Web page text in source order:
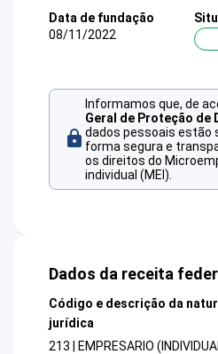
Data de fundação
08/11/2022
Informamos que, de
Geral de Proteção de
dados pessoais estão
forma segura e
os direitos do
individual (MEI).
Dados da receita
Código e descrição da
jurídica
213 | EMPRESARIO